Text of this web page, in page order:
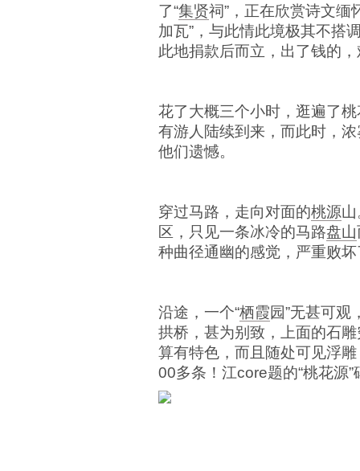
了“集贤祠”，正在欣赏诗文缅
加瓦”，与此情此境极其不搭
此地捐款后而立，出了钱的
花了大概三个小时，逛遍了
有游人陆续到来，而此时，
他们遗憾。
穿过马路，走向对面的桃源
区，只见一条冰冷的马路盘山
种曲径通幽的感觉，严重败
沿途，一个“栖霞园”无甚可观
拱桥，甚为别致，上面的石
算有特色，而且随处可见浮
00多条！江core题的“桃花源